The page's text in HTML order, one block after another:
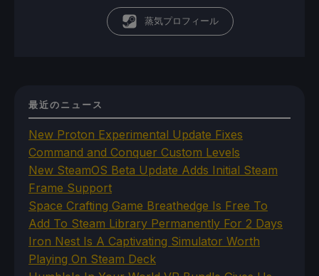
蒸気プロフィール
最近のニュース
New Proton Experimental Update Fixes
Command and Conquer Custom Levels
New SteamOS Beta Update Adds Initial Steam
Frame Support
Space Crafting Game Breathedge Is Free To
Add To Steam Library Permanently For 2 Days
Iron Nest Is A Captivating Simulator Worth
Playing On Steam Deck